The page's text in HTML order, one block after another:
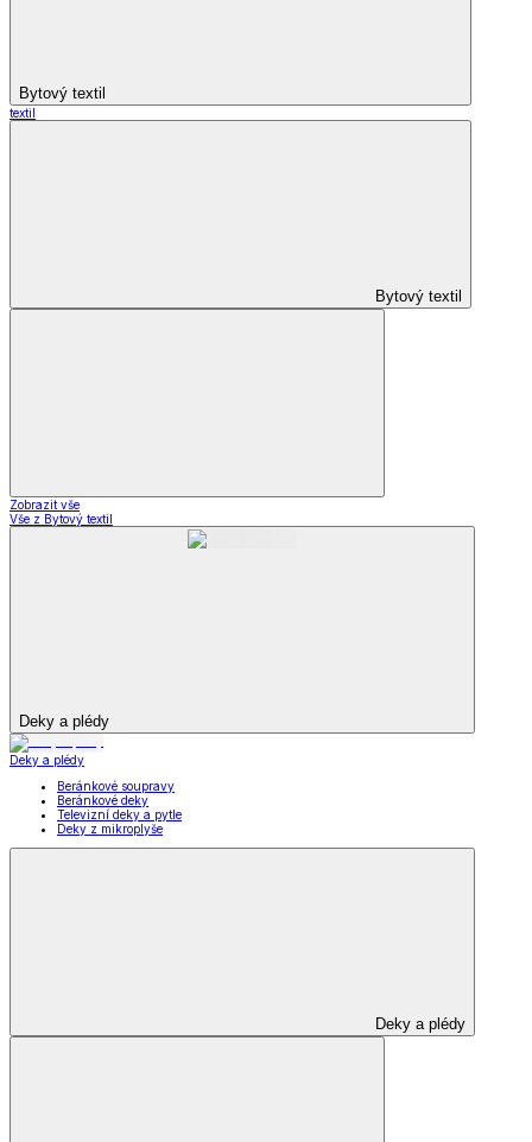
Bytový textil
textil
Bytový textil
Zobrazit vše
Vše z Bytový textil
Deky a plédy
Deky a plédy
Beránkové soupravy
Beránkové deky
Televizní deky a pytle
Deky z mikroplyše
Deky a plédy